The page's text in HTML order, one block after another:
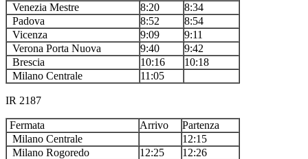
Venezia Mestre
8:20
8:34
Padova
8:52
8:54
Vicenza
9:09
9:11
Verona Porta Nuova
9:40
9:42
Brescia
10:16
10:18
Milano Centrale
11:05
IR 2187
Fermata Arrivo
Partenza
Milano Centrale
12:15
Milano Rogoredo
12:25
12:26